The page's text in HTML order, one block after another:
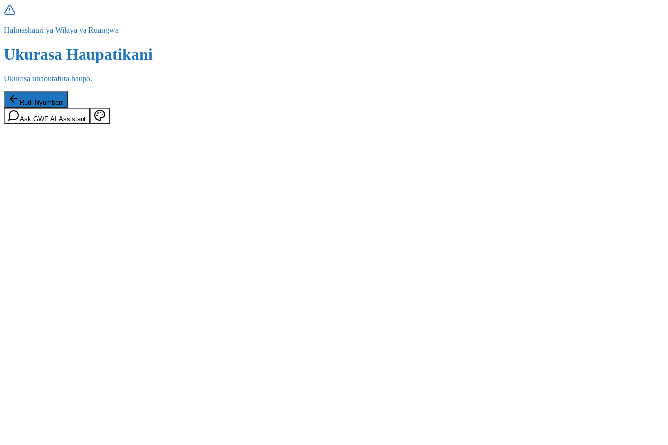
Halmashauri ya Wilaya ya Ruangwa
Ukurasa Haupatikani
Ukurasa unaoutafuta haupo.
Rudi Nyumbani
Ask GWF AI Assistant